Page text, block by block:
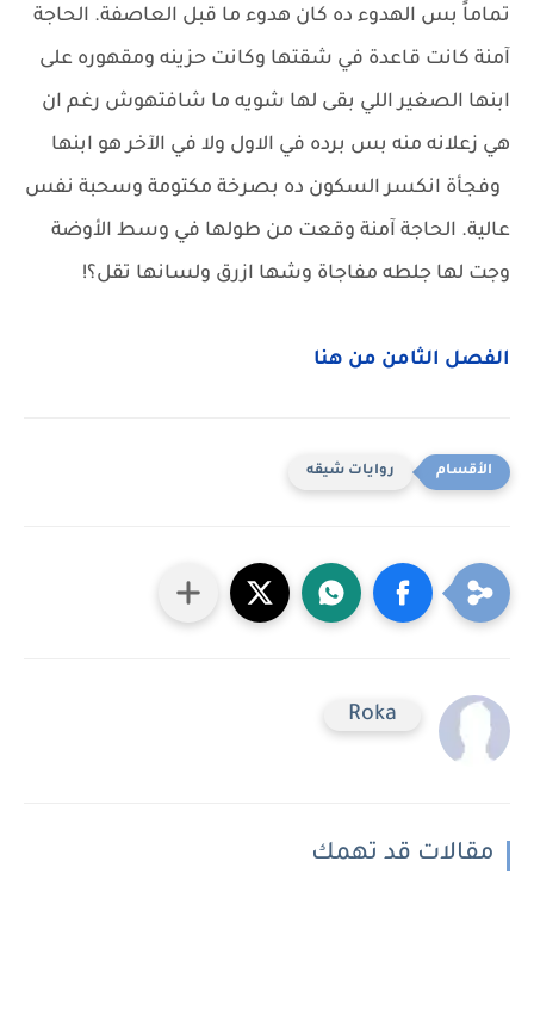
تماماً بس الهدوء ده كان هدوء ما قبل العاصفة. الحاجة
آمنة كانت قاعدة في شقتها وكانت حزينه ومقهوره على
ابنها الصغير اللي بقى لها شويه ما شافتهوش رغم ان
هي زعلانه منه بس برده في الاول ولا في الآخر هو ابنها
وفجأة انكسر السكون ده بصرخة مكتومة وسحبة نفس
عالية. الحاجة آمنة وقعت من طولها في وسط الأوضة
وجت لها جلطه مفاجاة وشها ازرق ولسانها تقل؟!
الفصل الثامن من هنا
روايات شيقه
Roka
مقالات قد تهمك